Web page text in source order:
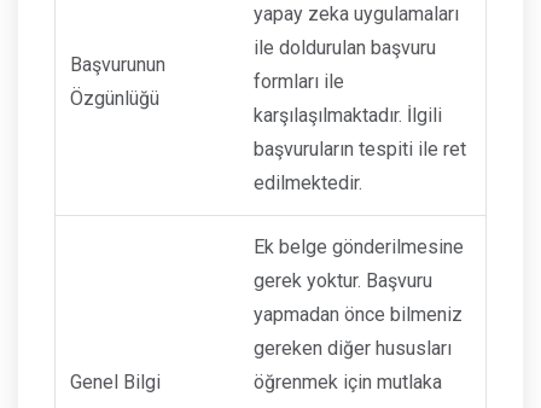
Başvurunun
Özgünlüğü
yapay zeka uygulamaları
ile doldurulan başvuru
formları ile
karşılaşılmaktadır. İlgili
başvuruların tespiti ile ret
edilmektedir.
Genel Bilgi
Ek belge gönderilmesine
gerek yoktur. Başvuru
yapmadan önce bilmeniz
gereken diğer hususları
öğrenmek için mutlaka